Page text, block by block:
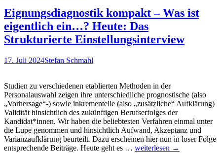
ist
eigentlich
ein(e)
…?
Heute:
Eignungsdiagnostik kompakt – Was ist
eigentlich ein…? Heute: Das
Strukturierte Einstellungsinterview
17. Juli 2024Stefan Schmahl
Studien zu verschiedenen etablierten Methoden in der
Personalauswahl zeigen ihre unterschiedliche prognostische (also
„Vorhersage“-) sowie inkrementelle (also „zusätzliche“ Aufklärung)
Validität hinsichtlich des zukünftigen Berufserfolges der
Kandidat*innen. Wir haben die beliebtesten Verfahren einmal unter
die Lupe genommen und hinsichtlich Aufwand, Akzeptanz und
Varianzaufklärung beurteilt. Dazu erscheinen hier nun in loser Folge
entsprechende Beiträge. Heute geht es … Eignungsdiagnostik
weiterlesen →